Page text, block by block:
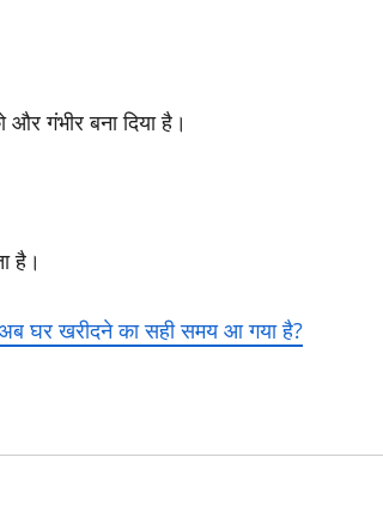
और गंभीर बना दिया है।
है।
घर खरीदने का सही समय आ गया है?